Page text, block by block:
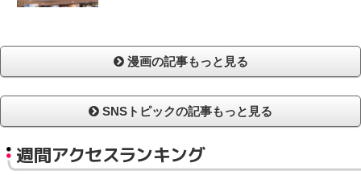
漫画の記事もっと見る
SNSトピックの記事もっと見る
週間アクセスランキング